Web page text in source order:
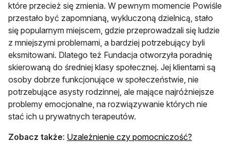
które przecież się zmienia. W pewnym momencie Powiśle
przestało być zapomnianą, wykluczoną dzielnicą, stało
się popularnym miejscem, gdzie przeprowadzali się ludzie
z mniejszymi problemami, a bardziej potrzebujący byli
eksmitowani. Dlatego też Fundacja otworzyła poradnię
skierowaną do średniej klasy społecznej. Jej klientami są
osoby dobrze funkcjonujące w społeczeństwie, nie
potrzebujące asysty rodzinnej, ale mające najróżniejsze
problemy emocjonalne, na rozwiązywanie których nie
stać ich u prywatnych terapeutów.
Zobacz także: Uzależnienie czy pomocniczość?